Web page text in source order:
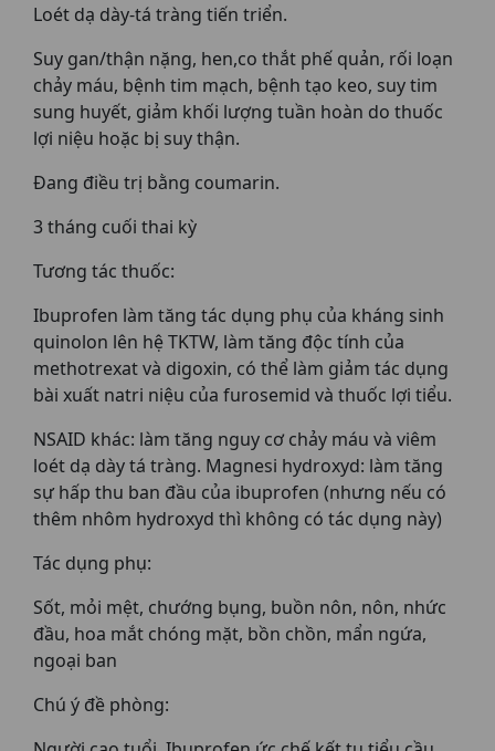
Loét dạ dày-tá tràng tiến triển.
Suy gan/thận nặng, hen,co thắt phế quản, rối loạn
chảy máu, bệnh tim mạch, bệnh tạo keo, suy tim
sung huyết, giảm khối lượng tuần hoàn do thuốc
lợi niệu hoặc bị suy thận.
Đang điều trị bằng coumarin.
3 tháng cuối thai kỳ
Tương tác thuốc:
Ibuprofen làm tăng tác dụng phụ của kháng sinh
quinolon lên hệ TKTW, làm tăng độc tính của
methotrexat và digoxin, có thể làm giảm tác dụng
bài xuất natri niệu của furosemid và thuốc lợi tiểu.
NSAID khác: làm tăng nguy cơ chảy máu và viêm
loét dạ dày tá tràng. Magnesi hydroxyd: làm tăng
sự hấp thu ban đầu của ibuprofen (nhưng nếu có
thêm nhôm hydroxyd thì không có tác dụng này)
Tác dụng phụ:
Sốt, mỏi mệt, chướng bụng, buồn nôn, nôn, nhức
đầu, hoa mắt chóng mặt, bồn chồn, mẩn ngứa,
ngoại ban
Chú ý đề phòng: